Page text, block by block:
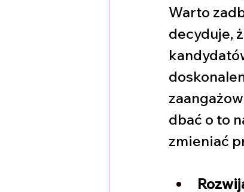
Warto
decyduje,
dbać o to
zmieniać